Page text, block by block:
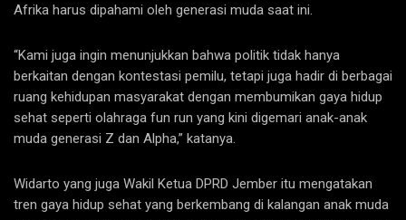
Afrika harus dipahami oleh generasi muda saat ini.
“Kami juga ingin menunjukkan bahwa politik tidak hanya
berkaitan dengan kontestasi pemilu, tetapi juga hadir di berbagai
ruang kehidupan masyarakat dengan membumikan gaya hidup
sehat seperti olahraga fun run yang kini digemari anak-anak
muda generasi Z dan Alpha,” katanya.
Widarto yang juga Wakil Ketua DPRD Jember itu mengatakan
tren gaya hidup sehat yang berkembang di kalangan anak muda